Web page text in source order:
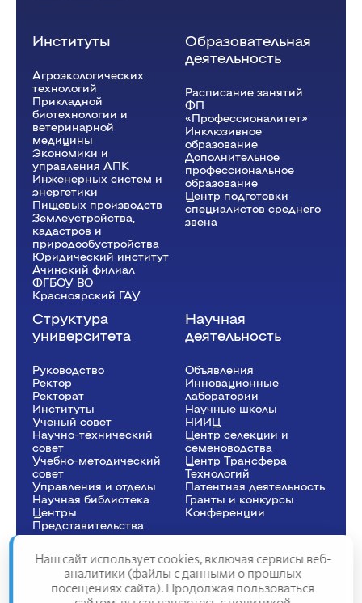
Институты
Агроэкологических
технологий
Прикладной
биотехнологии и
ветеринарной
медицины
Экономики и
управления АПК
Инженерных систем и
энергетики
Пищевых производств
Землеустройства,
кадастров и
природообустройства
Юридический институт
Ачинский филиал
ФГБОУ ВО
Красноярский ГАУ
Образовательная
деятельность
Расписание занятий
ФП
«Профессионалитет»
Инклюзивное
образование
Дополнительное
профессиональное
образование
Центр подготовки
специалистов среднего
звена
Структура
университета
Руководство
Ректор
Рeкторат
Институты
Ученый совет
Научно-технический
совет
Учебно-методический
совет
Управления и отделы
Научная библиотека
Центры
Представительства
Научная
деятельность
Объявления
Инновационные
лаборатории
Научные школы
НИИЦ
Центр селекции и
семеноводства
Центр Трансфера
Технологий
Патентная деятельность
Гранты и конкурсы
Конференции
Сведения об образовательной организации
Наш сайт использует cookies, включая сервисы веб-
аналитики (файлы с данными о прошлых
посещениях сайта). Продолжая пользоваться